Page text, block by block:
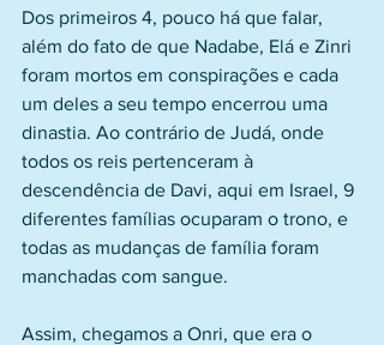
Dos primeiros 4, pouco há que falar,
além do fato de que Nadabe, Elá e Zinri
foram mortos em conspirações e cada
um deles a seu tempo encerrou uma
dinastia. Ao contrário de Judá, onde
todos os reis pertenceram à
descendência de Davi, aqui em Israel, 9
diferentes famílias ocuparam o trono, e
todas as mudanças de família foram
manchadas com sangue.
Assim, chegamos a Onri, que era o